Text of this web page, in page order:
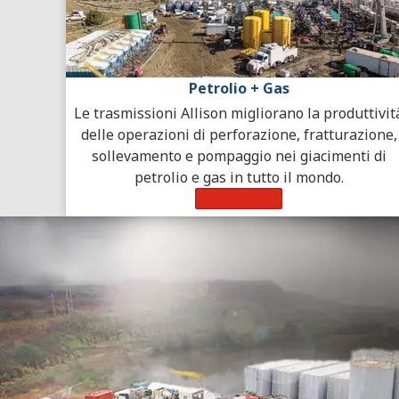
Petrolio + Gas
Le trasmissioni Allison migliorano la
delle operazioni di perforazione, fratturazione,
sollevamento e pompaggio nei giacimenti di
petrolio e gas in tutto il mondo.